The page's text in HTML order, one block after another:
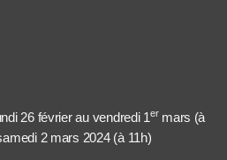
26 février au vendredi 1ermars (à
2 mars 2024 (à 11h)